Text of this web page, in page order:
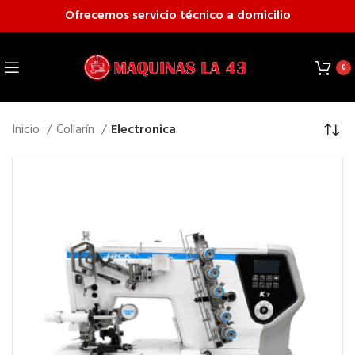
Ofrecemos servicio técnico a domicilio
0
Inicio Collarín Electronica